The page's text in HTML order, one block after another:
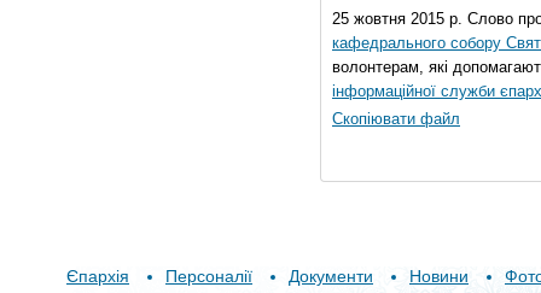
25 жовтня 2015 р. Слово
кафедрального собору
волонтерам, які
інформаційної служби
Скопіювати файл
Єпархія Персоналії Документи Новини